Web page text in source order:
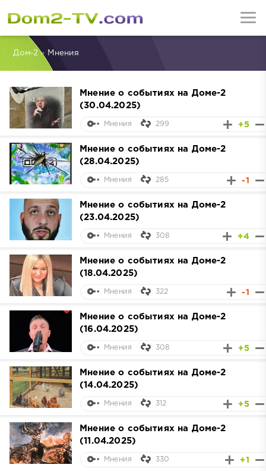
Дом-2» Мнения
Мнение о событиях на Доме-2
(30.04.2025)
+5
Мнения 299
Мнение о событиях на Доме-2
(28.04.2025)
-1
Мнения 285
Мнение о событиях на Доме-2
(23.04.2025)
+4
Мнения 308
Мнение о событиях на Доме-2
(18.04.2025)
-1
Мнения 322
Мнение о событиях на Доме-2
(16.04.2025)
+5
Мнения 308
Мнение о событиях на Доме-2
(14.04.2025)
+5
Мнения 312
Мнение о событиях на Доме-2
(11.04.2025)
+1
Мнения 330